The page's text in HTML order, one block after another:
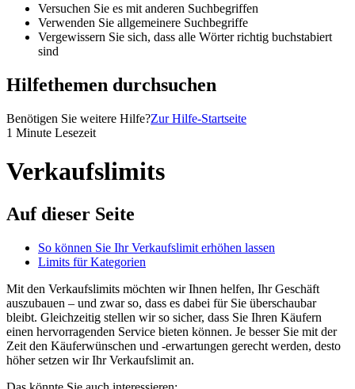
Versuchen Sie es mit anderen Suchbegriffen
Verwenden Sie allgemeinere Suchbegriffe
Vergewissern Sie sich, dass alle Wörter richtig buchstabiert
sind
Hilfethemen durchsuchen
Benötigen Sie weitere Hilfe?Zur Hilfe-Startseite
1 Minute Lesezeit
Verkaufslimits
Auf dieser Seite
So können Sie Ihr Verkaufslimit erhöhen lassen
Limits für Kategorien
Mit den Verkaufslimits möchten wir Ihnen helfen, Ihr Geschäft
auszubauen – und zwar so, dass es dabei für Sie überschaubar
bleibt. Gleichzeitig stellen wir so sicher, dass Sie Ihren Käufern
einen hervorragenden Service bieten können. Je besser Sie mit der
Zeit den Käuferwünschen und -erwartungen gerecht werden, desto
höher setzen wir Ihr Verkaufslimit an.